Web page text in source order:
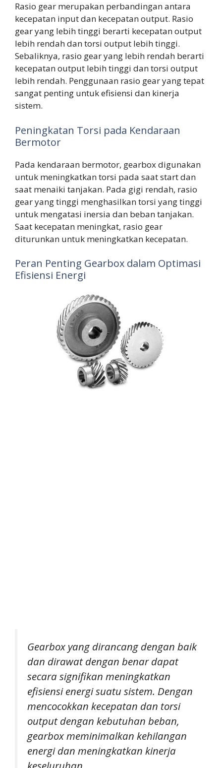
Rasio gear merupakan perbandingan antara
kecepatan input dan kecepatan output. Rasio
gear yang lebih tinggi berarti kecepatan output
lebih rendah dan torsi output lebih tinggi.
Sebaliknya, rasio gear yang lebih rendah berarti
kecepatan output lebih tinggi dan torsi output
lebih rendah. Penggunaan rasio gear yang tepat
sangat penting untuk efisiensi dan kinerja
sistem.
Peningkatan Torsi pada Kendaraan
Bermotor
Pada kendaraan bermotor, gearbox digunakan
untuk meningkatkan torsi pada saat start dan
saat menaiki tanjakan. Pada gigi rendah, rasio
gear yang tinggi menghasilkan torsi yang tinggi
untuk mengatasi inersia dan beban tanjakan.
Saat kecepatan meningkat, rasio gear
diturunkan untuk meningkatkan kecepatan.
Peran Penting Gearbox dalam Optimasi
Efisiensi Energi
Gearbox yang dirancang dengan baik
dan dirawat dengan benar dapat
secara signifikan meningkatkan
efisiensi energi suatu sistem. Dengan
mencocokkan kecepatan dan torsi
output dengan kebutuhan beban,
gearbox meminimalkan kehilangan
energi dan meningkatkan kinerja